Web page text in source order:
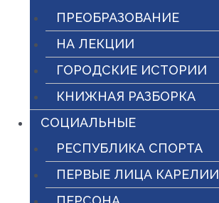
ПРЕОБРАЗОВАНИЕ
НА ЛЕКЦИИ
ГОРОДСКИЕ ИСТОРИИ
КНИЖНАЯ РАЗБОРКА
СОЦИАЛЬНЫЕ
РЕСПУБЛИКА СПОРТА
ПЕРВЫЕ ЛИЦА КАРЕЛИИ